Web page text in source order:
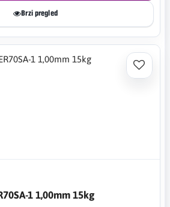
Brzi pregled
1 1,00mm 15kg